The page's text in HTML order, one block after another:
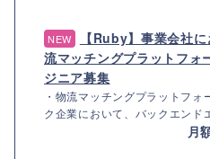
NEW
【Ruby】事業会社
流マッチングプラットフォ
ジニア募集
・物流マッチングプラットフ
ク企業において、バックエンド
月